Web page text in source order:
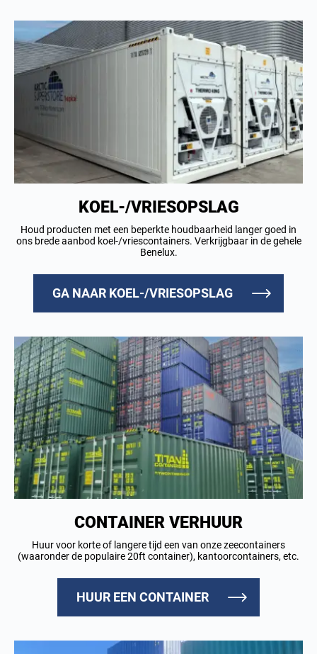
KOEL-/VRIESOPSLAG
Houd producten met een beperkte houdbaarheid langer goed in
ons brede aanbod koel-/vriescontainers. Verkrijgbaar in de gehele
Benelux.
GA NAAR KOEL-/VRIESOPSLAG
CONTAINER VERHUUR
Huur voor korte of langere tijd een van onze zeecontainers
(waaronder de populaire 20ft container), kantoorcontainers, etc.
HUUR EEN CONTAINER